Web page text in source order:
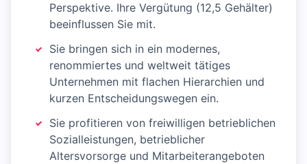
Perspektive. Ihre Vergütung (12,5 Gehälter)
beeinflussen Sie mit.
Sie bringen sich in ein modernes,
renommiertes und weltweit tätiges
Unternehmen mit flachen Hierarchien und
kurzen Entscheidungswegen ein.
Sie profitieren von freiwilligen betrieblichen
Sozialleistungen, betrieblicher
Altersvorsorge und Mitarbeiter­angeboten